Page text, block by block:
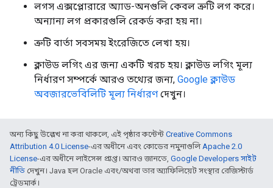
লগস এক্সপ্লোরারে অ্যাড-অনগুলি কেবল ত্রুটি লগ করে।
অন্যান্য লগ প্রকারগুলি রেকর্ড করা হয় না।
ত্রুটি বার্তা সবসময় ইংরেজিতে লেখা হয়।
ক্লাউড লগিং এর জন্য একটি খরচ হয়। ক্লাউড লগিং মূল্য
নির্ধারণ সম্পর্কে আরও তথ্যের জন্য, Google ক্লাউড
অবজারভেবিলিটি মূল্য নির্ধারণদেখুন।
অন্য কিছু উল্লেখ না করা থাকলে, এই পৃষ্ঠার কন্টেন্ট Creative Commons
Attribution 4.0 License-এর অধীনে এবং কোডের নমুনাগুলিApache 2.0
License-এর অধীনে লাইসেন্স প্রাপ্ত। আরও জানতে, Google Developers সাইট
নীতি দেখুন। Java হল Oracle এবং/অথবা তার অ্যাফিলিয়েট সংস্থার রেজিস্টার্ড
ট্রেডমার্ক।